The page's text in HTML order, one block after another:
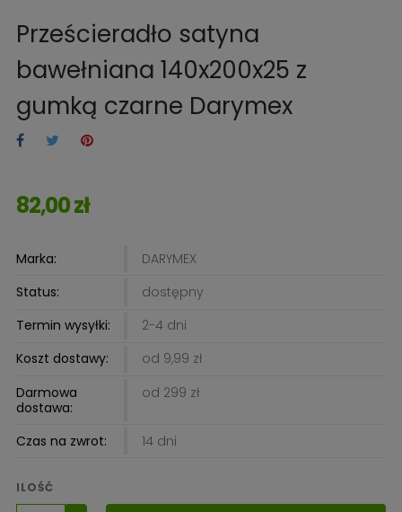
Prześcieradło satyna
bawełniana 140x200x25 z
gumką czarne Darymex
82,00 zł
Marka:
DARYMEX
Status:
dostępny
Termin wysyłki:
2-4 dni
Koszt dostawy:
od 9,99 zł
Darmowa
dostawa:
od 299 zł
Czas na zwrot: 14 dni
ILOŚĆ